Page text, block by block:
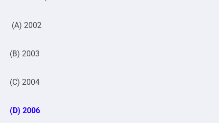
(A) 2002
(B) 2003
(C) 2004
(D) 2006